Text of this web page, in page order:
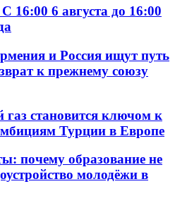
16:00 6 августа до 16:00
и Россия ищут путь
к прежнему союзу
газ становится ключом к
Турции в Европе
почему образование не
молодёжи в